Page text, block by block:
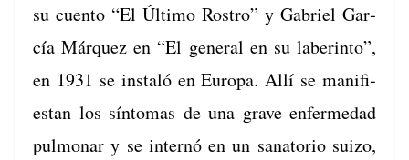
su cuen­to “El Últi­mo Ros­tro” y Gabriel Gar­
cía Márquez en “El gen­er­al en su laber­in­to”,
en 1931 se instaló en Europa. Allí se man­i­fi­
es­tan los sín­tomas de una grave enfer­medad
pul­monar y se internó en un sana­to­rio suizo,